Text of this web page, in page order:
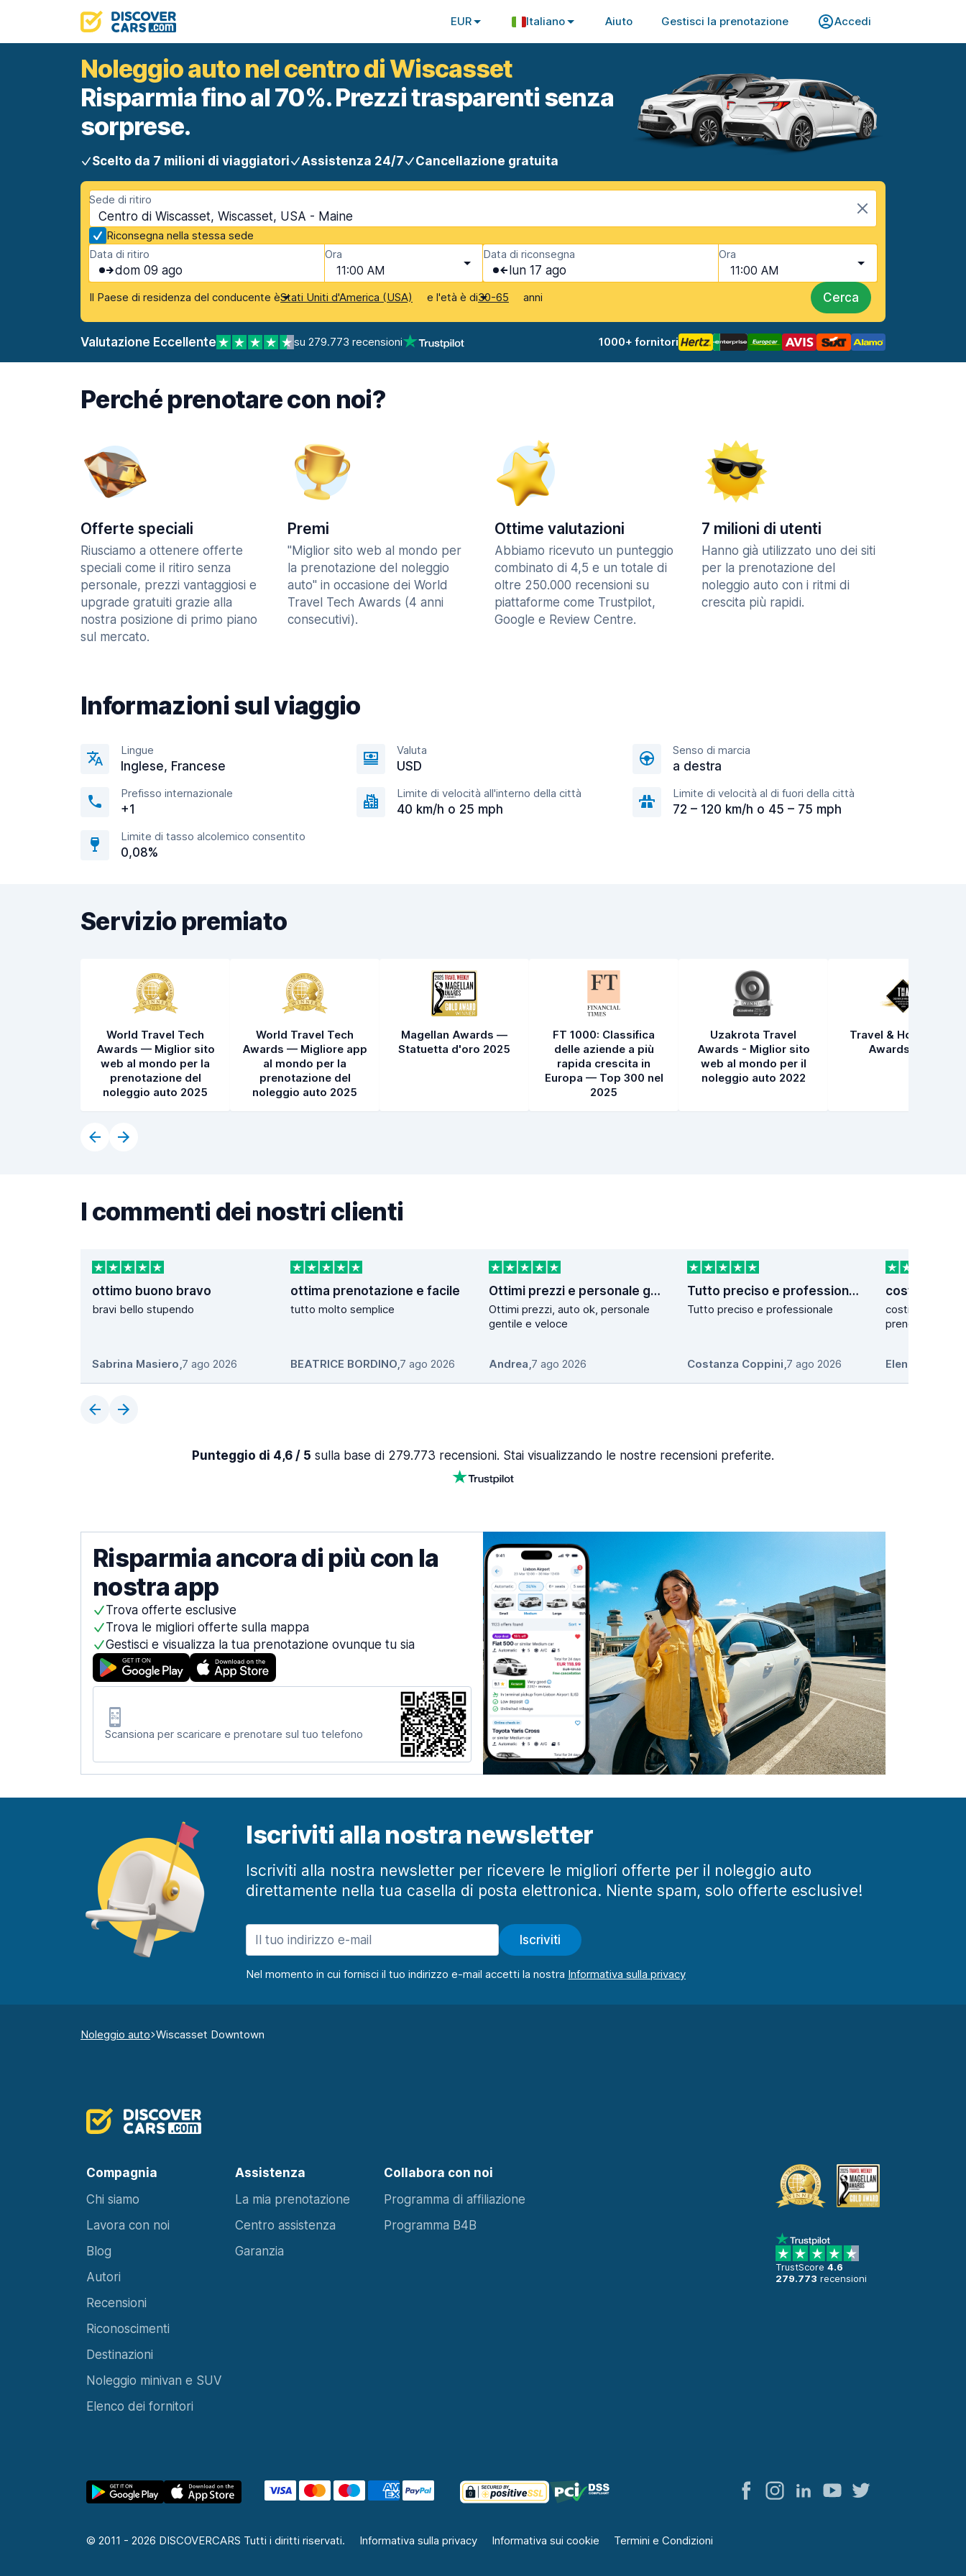
EUR Italiano Aiuto Gestisci la prenotazione Accedi
Noleggio auto nel centro di Wiscasset
Risparmia fino al 70%. Prezzi trasparenti senza
sorprese.
Scelto da 7 milioni di viaggiatori Assistenza 24/7 Cancellazione gratuita
Sede di ritiro
Centro di Wiscasset, Wiscasset, USA - Maine
Riconsegna nella stessa sede
Data di ritiro
dom 09 ago
Ora
11:00 AM
Data di riconsegna
lun 17 ago
Ora
11:00 AM
Il Paese di residenza del conducente èStati Uniti d'America (USA) e l'età è di30-65 anni Cerca
Valutazione Eccellente su 279.773 recensioni 1000+ fornitori
Perché prenotare con noi?
Offerte speciali
Riusciamo a ottenere offerte
speciali come il ritiro senza
personale, prezzi vantaggiosi e
upgrade gratuiti grazie alla
nostra posizione di primo piano
sul mercato.
Premi
"Miglior sito web al mondo per
la prenotazione del noleggio
auto" in occasione dei World
Travel Tech Awards (4 anni
consecutivi).
Ottime valutazioni
Abbiamo ricevuto un punteggio
combinato di 4,5 e un totale di
oltre 250.000 recensioni su
piattaforme come Trustpilot,
Google e Review Centre.
7 milioni di utenti
Hanno già utilizzato uno dei siti
per la prenotazione del
noleggio auto con i ritmi di
crescita più rapidi.
Informazioni sul viaggio
Lingue
Inglese, Francese
Valuta
USD
Senso di marcia
a destra
Prefisso internazionale
+1
Limite di velocità all'interno della città
40 km/h o 25 mph
Limite di velocità al di fuori della città
72 – 120 km/h o 45 – 75 mph
Limite di tasso alcolemico consentito
0,08%
Servizio premiato
World Travel Tech
Awards — Miglior sito
web al mondo per la
prenotazione del
noleggio auto 2025
World Travel Tech
Awards — Migliore app
al mondo per la
prenotazione del
noleggio auto 2025
Magellan Awards —
Statuetta d'oro 2025
FT 1000: Classifica
delle aziende a più
rapida crescita in
Europa — Top 300 nel
2025
Uzakrota Travel
Awards - Miglior sito
web al mondo per il
noleggio auto 2022
Travel & Hospitality
Awards 2021
I commenti dei nostri clienti
ottimo buono bravo
bravi bello stupendo
Sabrina Masiero,7 ago 2026
ottima prenotazione e facile
tutto molto semplice
BEATRICE BORDINO,7 ago 2026
Ottimi prezzi e personale gentile
Ottimi prezzi, auto ok, personale
gentile e veloce
Andrea,7 ago 2026
Tutto preciso e professionale
Tutto preciso e professionale
Costanza Coppini,7 ago 2026
costi
costi
prenotazione.
Elena Maria
Punteggio di 4,6 / 5 sulla base di 279.773 recensioni. Stai visualizzando le nostre recensioni preferite.
Risparmia ancora di più con la
nostra app
Trova offerte esclusive
Trova le migliori offerte sulla mappa
Gestisci e visualizza la tua prenotazione ovunque tu sia
Scansiona per scaricare e prenotare sul tuo telefono
Iscriviti alla nostra newsletter
Iscriviti alla nostra newsletter per ricevere le migliori offerte per il noleggio auto
direttamente nella tua casella di posta elettronica. Niente spam, solo offerte esclusive!
Iscriviti
Nel momento in cui fornisci il tuo indirizzo e-mail accetti la nostra
Noleggio auto Wiscasset Downtown
Compagnia Assistenza Collabora con noi
TrustScore 4.6
279.773 recensioni
© 2011 - 2026 DISCOVERCARS Tutti i diritti riservati. Informativa sulla privacy Informativa sui cookie Termini e Condizioni